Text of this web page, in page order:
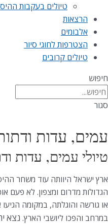
טיולים בעקבות
הרצאות
אלבומים
הצטרפות לחוגי סיור
טיולים קרובים
חיפוש
סגור
עמים, עדות
טיולי עמים, עדות
ארץ ישראל היוותה עוד משחר
הגדולות מדרום ומצפון. לא פעם
או גורשה והוגלתה, במקומה הגיעו
במרחב והפכו ליושבי הארץ. נצא